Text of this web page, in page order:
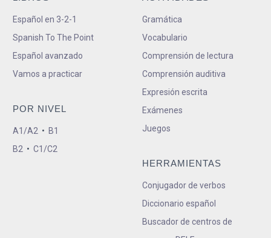
Español en 3-2-1
Spanish To The Point
Español avanzado
Vamos a practicar
POR NIVEL
A1/A2 • B1
B2 • C1/C2
Gramática
Vocabulario
Comprensión de lectura
Comprensión auditiva
Expresión escrita
Exámenes
Juegos
HERRAMIENTAS
Conjugador de verbos
Diccionario español
Buscador de centros de